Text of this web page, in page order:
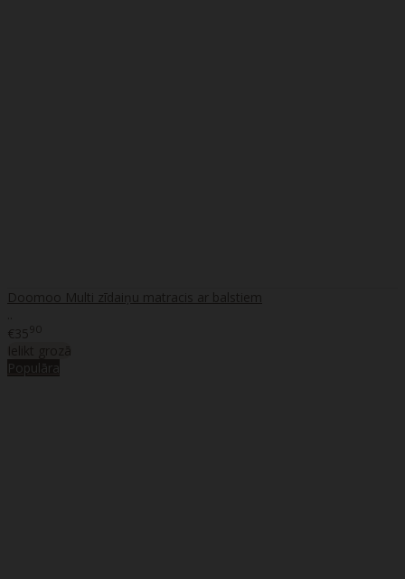
Doomoo Multi zīdaiņu matracis ar balstiem
€3590
Ielikt grozā
Populāra